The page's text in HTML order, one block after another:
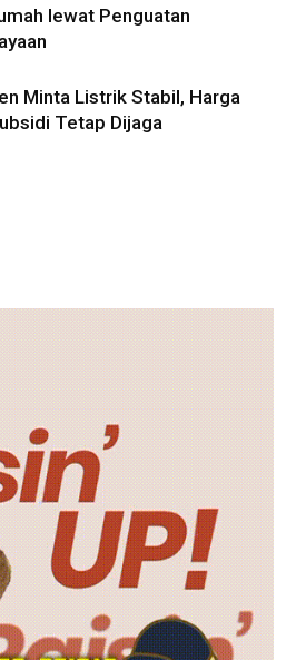
lewat Penguatan
Minta Listrik Stabil, Harga
Tetap Dijaga